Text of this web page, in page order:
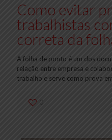
Como evitar
trabalhistas
correta da
A folha de ponto é um dos
relação entre empresa e
trabalho e serve como prova
0